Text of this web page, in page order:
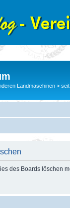
Landmaschinen >
des Boards löschen